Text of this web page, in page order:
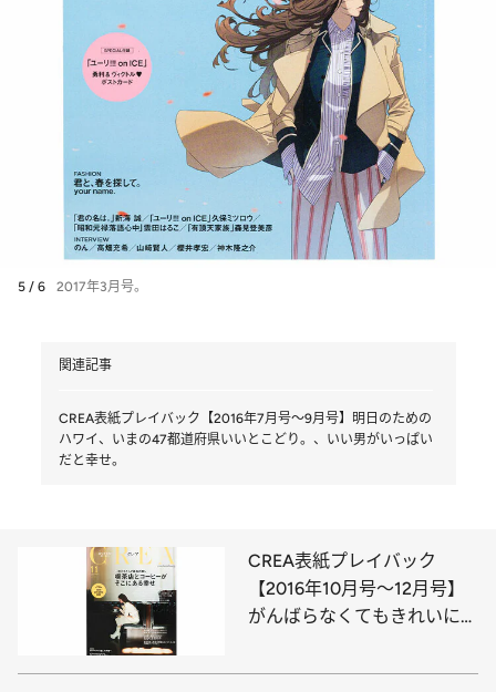
5 / 6 2017年3月号。
関連記事
CREA表紙プレイバック【2016年7月号～9月号】明日のための
ハワイ、いまの47都道府県いいとこどり。、いい男がいっぱい
だと幸せ。
CREA表紙プレイバック
【2016年10月号～12月号】
がんばらなくてもきれいにな
そこにある幸せ、贈りものバ